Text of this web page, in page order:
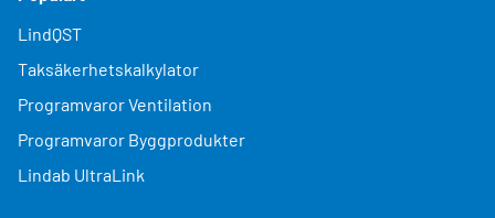
LindQST
Taksäkerhetskalkylator
Programvaror Ventilation
Programvaror Byggprodukter
Lindab UltraLink